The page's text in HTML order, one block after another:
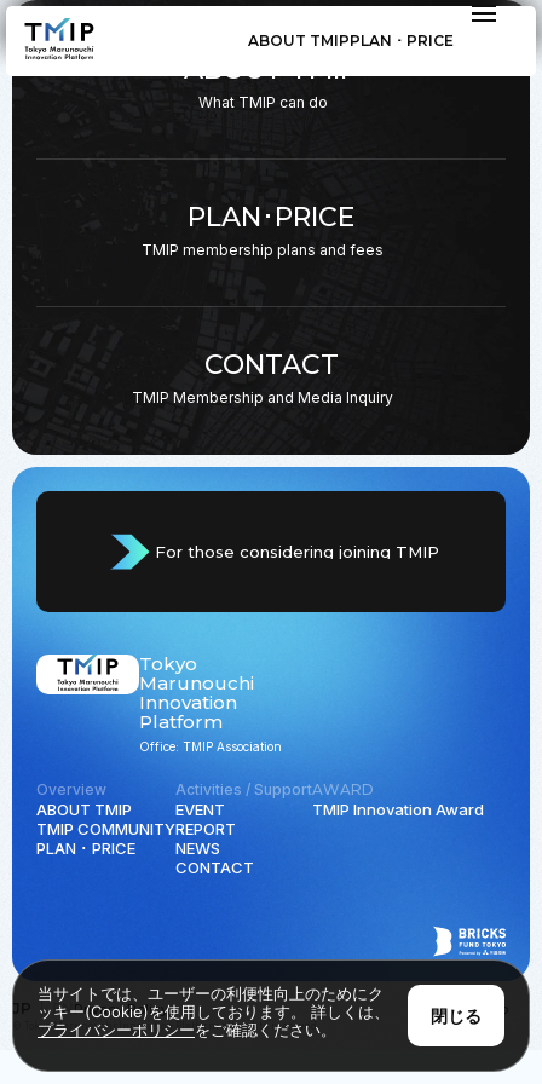
ABOUT TMIPPLAN ･ PRICE
ABOUT TMIP
What TMIP can do
PLAN･PRICE
TMIP membership plans and fees
CONTACT
TMIP Membership and Media Inquiry
For those considering joining TMIP
Tokyo
Marunouchi
Innovation
Platform
Office: TMIP Association
Overview
ABOUT TMIP
TMIP COMMUNITY
PLAN ･ PRICE
Activities / Support
EVENT
REPORT
NEWS
CONTACT
AWARD
TMIP Innovation Award
JP ENPrivacy Policy
© Tokyo Marunouchi Innovation Platform all rights reserved.
Back to Top
当サイトでは、ユーザーの利便性向上のためにク
ッキー(Cookie)を使用しております。 詳しくは、
プライバシーポリシーをご確認ください。
閉じる